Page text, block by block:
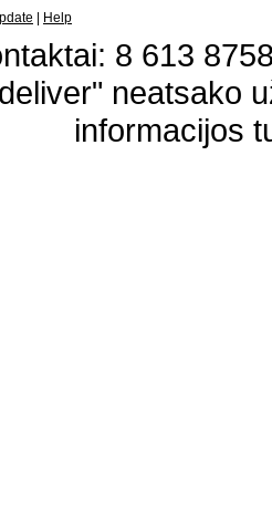
Help
8 613
neatsako
informacijos